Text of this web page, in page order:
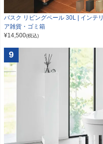
バスク リビングペール 30L | インテリ
ア雑貨・ゴミ箱
¥14,500(税込)
9